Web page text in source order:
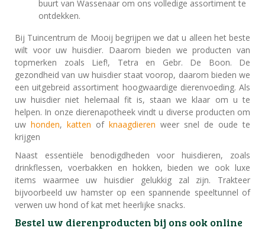
buurt van Wassenaar om ons volledige assortiment te
ontdekken.
Bij Tuincentrum de Mooij begrijpen we dat u alleen het beste
wilt voor uw huisdier. Daarom bieden we producten van
topmerken zoals Lief!, Tetra en Gebr. De Boon. De
gezondheid van uw huisdier staat voorop, daarom bieden we
een uitgebreid assortiment hoogwaardige dierenvoeding. Als
uw huisdier niet helemaal fit is, staan we klaar om u te
helpen. In onze dierenapotheek vindt u diverse producten om
uw honden, katten of knaagdieren weer snel de oude te
krijgen
Naast essentiële benodigdheden voor huisdieren, zoals
drinkflessen, voerbakken en hokken, bieden we ook luxe
items waarmee uw huisdier gelukkig zal zijn. Trakteer
bijvoorbeeld uw hamster op een spannende speeltunnel of
verwen uw hond of kat met heerlijke snacks.
Bestel uw dierenproducten bij ons ook online